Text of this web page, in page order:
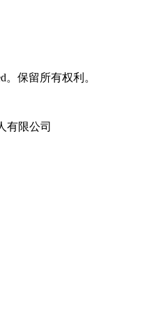
。保留所有权利。
有限公司